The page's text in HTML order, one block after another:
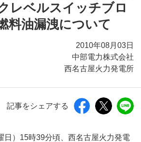
レベルスイッチブロ
料油漏洩について
2010年08月03日
中部電力株式会社
西名古屋火力発電所
記事をシェアする
日）15時39分頃、西名古屋火力発電